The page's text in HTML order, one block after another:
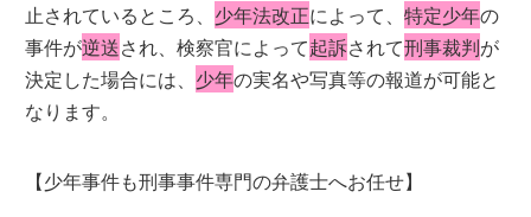
止されているところ、 少年法改正によって、特定少年の
事件が逆送され、検察官によって起訴されて刑事裁判が
決定した場合には、 少年の実名や写真等の報道が可能と
なります。
【少年事件も刑事事件専門の弁護士へお任せ】